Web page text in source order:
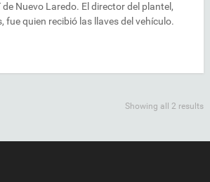
Nuevo Laredo. El director del plantel,
fue quien recibió las llaves del vehículo.
Showing all 2 results